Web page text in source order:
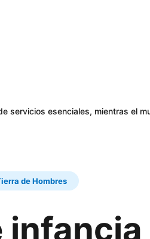
servicios esenciales, mientras el
de Hombres